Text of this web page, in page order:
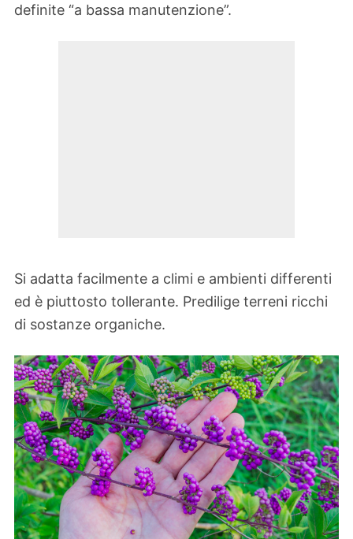
definite “a bassa manutenzione”.
Si adatta facilmente a climi e ambienti differenti
ed è piuttosto tollerante. Predilige terreni ricchi
di sostanze organiche.